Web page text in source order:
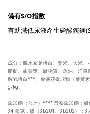
備有S/O指數
有助減低尿液產生磷酸銨鎂
成分：脫水家禽蛋白、粟米、大米
脂肪、甜菜漿、礦物質、魚油、洋
解乳蛋白***、金盞花提取物（葉黃
g/kg。
添加劑（公斤）**** 營養添加劑：
34 毫克，碘（3b201、3b202）：